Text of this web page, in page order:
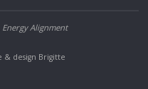
Alignment
& design Brigitte